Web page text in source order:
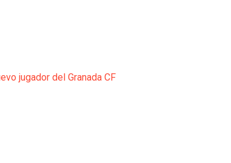
jugador del Granada CF